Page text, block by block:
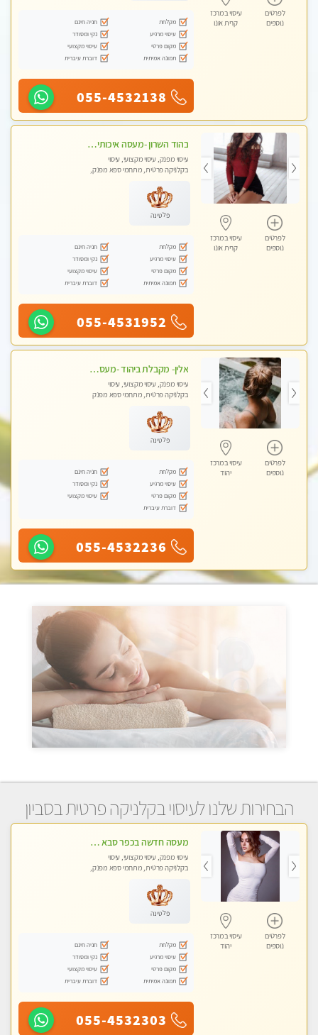
לפרטים
נוספים
עיסוי במרכז
קרית אונו
מקלחת
חניה חינם
עיסוי מרגיע
נקי ומסודר
מקום פרטי
עיסוי מקצועי
תמונה אמיתית
דוברת עיברית
055-4532138
לפרטים
נוספים
עיסוי במרכז
קרית אונו
בהוד השרון -מעסה איכותית למאסז מקצועי ומפנק לכל שרירי הגוף
עיסוי מפנק, עיסוי מקצועי, עיסוי
בקלניקה פרטית, מתחמי ספא מפנק,
פלטינה
מקלחת
חניה חינם
עיסוי מרגיע
נקי ומסודר
מקום פרטי
עיסוי מקצועי
תמונה אמיתית
דוברת עיברית
055-4531952
לפרטים
נוספים
עיסוי במרכז
יהוד
אלין- מקבלת ביהוד -מעסה פרטית ואיכותית לבד ביהוד . עיסוי מפנק אצלי ביהוד
עיסוי מפנק, עיסוי מקצועי, עיסוי
בקלניקה פרטית, מתחמי ספא מפנק
פלטינה
מקלחת
חניה חינם
עיסוי מרגיע
נקי ומסודר
מקום פרטי
עיסוי מקצועי
דוברת עיברית
055-4532236
הבחירות שלנו לעיסוי בקלניקה פרטית בסביון
לפרטים
נוספים
עיסוי במרכז
יהוד
מעסה חדשה בכפר סבא איכותית מקצועית ומפנקת מאוד חדשה מעסה צעירה ואלופה לעיסוי מפנק מומלץ מאוד ....פרטי!!
עיסוי מפנק, עיסוי מקצועי, עיסוי
בקלניקה פרטית, מתחמי ספא מפנק,
פלטינה
מקלחת
חניה חינם
עיסוי מרגיע
נקי ומסודר
מקום פרטי
עיסוי מקצועי
תמונה אמיתית
דוברת עיברית
055-4532303